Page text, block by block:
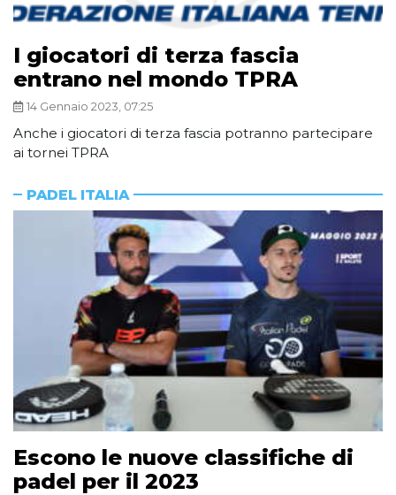
I giocatori di terza fascia
entrano nel mondo TPRA
14 Gennaio 2023, 07:25
Anche i giocatori di terza fascia potranno partecipare
ai tornei TPRA
PADEL ITALIA
Escono le nuove classifiche di
padel per il 2023